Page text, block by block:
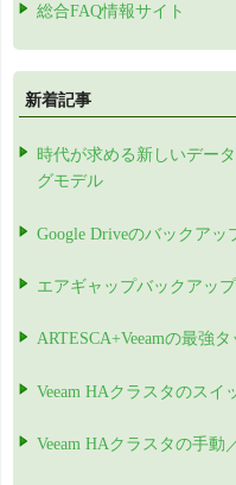
総合FAQ情報サイト
新着記事
時代が求める新しいデー
グモデル
Google Driveのバックアッ
エアギャップバックアッ
ARTESCA+Veeamの最強
Veeam HAクラスタのスイ
Veeam HAクラスタの手動